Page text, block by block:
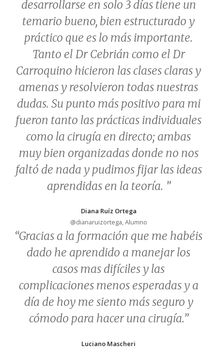
desarrollarse en solo 3 días tiene un
temario bueno, bien estructurado y
práctico que es lo más importante.
Tanto el Dr Cebrián como el Dr
Carroquino hicieron las clases claras y
amenas y resolvieron todas nuestras
dudas. Su punto más positivo para mi
fueron tanto las prácticas individuales
como la cirugía en directo; ambas
muy bien organizadas donde no nos
faltó de nada y pudimos fijar las ideas
aprendidas en la teoría. ”
Diana Ruíz Ortega
@dianaruizortega, Alumno
“Gracias a la formación que me habéis
dado he aprendido a manejar los
casos mas difíciles y las
complicaciones menos esperadas y a
día de hoy me siento más seguro y
cómodo para hacer una cirugía.”
Luciano Mascheri